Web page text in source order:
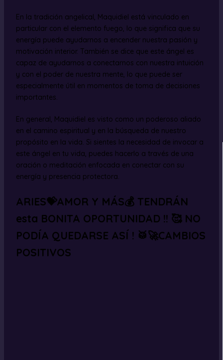
En la tradición angelical, Maquidiel está vinculado en
particular con el elemento fuego, lo que significa que su
energía puede ayudarnos a encender nuestra pasión y
motivación interior. También se dice que este ángel es
capaz de ayudarnos a conectarnos con nuestra intuición
y con el poder de nuestra mente, lo que puede ser
especialmente útil en momentos de toma de decisiones
importantes.
En general, Maquidiel es visto como un poderoso aliado
en el camino espiritual y en la búsqueda de nuestro
propósito en la vida. Si sientes la necesidad de invocar a
este ángel en tu vida, puedes hacerlo a través de una
oración o meditación enfocada en conectar con su
energía y presencia protectora.
ARIES💝AMOR Y MÁS💰 TENDRÁN
esta BONITA OPORTUNIDAD !! 🥰 NO
PODÍA QUEDARSE ASÍ ! 🥁🚀CAMBIOS
POSITIVOS